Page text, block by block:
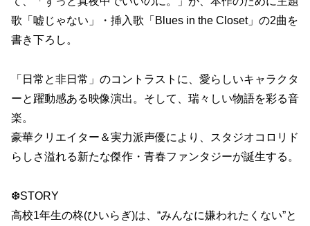
歌「嘘じゃない」・挿入歌「Blues in the Closet」の2曲を
書き下ろし。
「日常と非日常」のコントラストに、愛らしいキャラクタ
ーと躍動感ある映像演出。そして、瑞々しい物語を彩る音
楽。
豪華クリエイター＆実力派声優により、スタジオコロリド
らしさ溢れる新たな傑作・青春ファンタジーが誕生する。
❆STORY
高校1年生の柊(ひいらぎ)は、“みんなに嫌われたくない”と